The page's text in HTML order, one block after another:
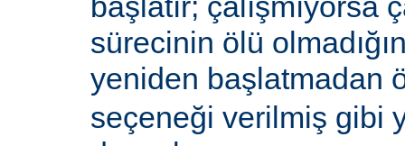
sürecinin ölü
yeniden başlatmadan
seçeneği verilmiş gibi